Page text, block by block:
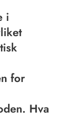
i
for
Hva